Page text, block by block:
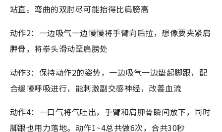
站直。弯曲的双肘尽可能抬得比肩膀高
动作2：一边吸气一边慢慢将手臂向后拉，想像要夹紧肩
胛骨，将拳头滑动至肩膀处
动作3：保持动作2的姿势，一边吸气一边垫起脚跟，配
合缓慢呼吸进行，能刺激副交感神经，改善血流
动作4：一口气将气吐出，手臂和肩胛骨瞬间放下，同时
脚跟也用力落地。动作1~4总共做6次，合共30秒